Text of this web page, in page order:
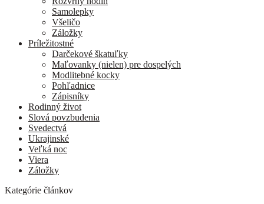
Samolepky
Všeličo
Záložky
Príležitostné
Darčekové škatuľky
Maľovanky (nielen) pre dospelých
Modlitebné kocky
Pohľadnice
Zápisníky
Rodinný život
Slová povzbudenia
Svedectvá
Ukrajinské
Veľká noc
Viera
Záložky
Kategórie článkov